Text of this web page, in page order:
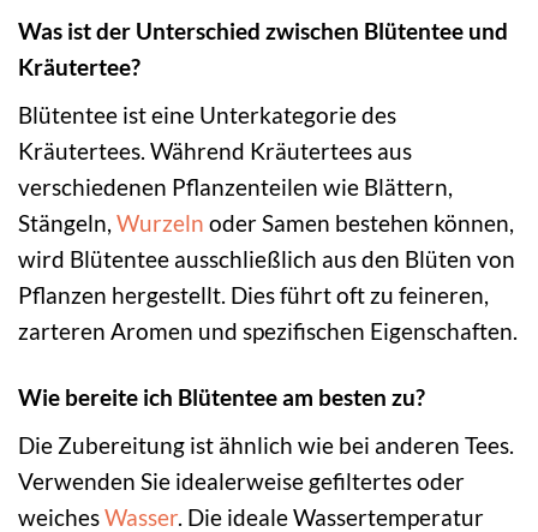
Was ist der Unterschied zwischen Blütentee und
Kräutertee?
Blütentee ist eine Unterkategorie des
Kräutertees. Während Kräutertees aus
verschiedenen Pflanzenteilen wie Blättern,
Stängeln, Wurzeln oder Samen bestehen können,
wird Blütentee ausschließlich aus den Blüten von
Pflanzen hergestellt. Dies führt oft zu feineren,
zarteren Aromen und spezifischen Eigenschaften.
Wie bereite ich Blütentee am besten zu?
Die Zubereitung ist ähnlich wie bei anderen Tees.
Verwenden Sie idealerweise gefiltertes oder
weichesWasser . Die ideale Wassertemperatur